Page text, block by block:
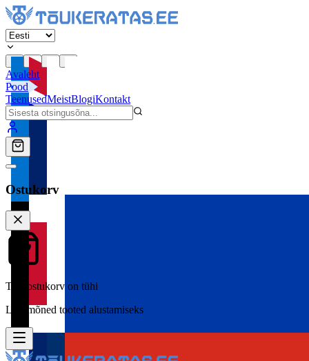
Avaleht
Pood
TeenusedMeistBlogiKontakt
Ostukorv
Teie ostukorv on tühi
Lisa mõned tooted alustamiseks